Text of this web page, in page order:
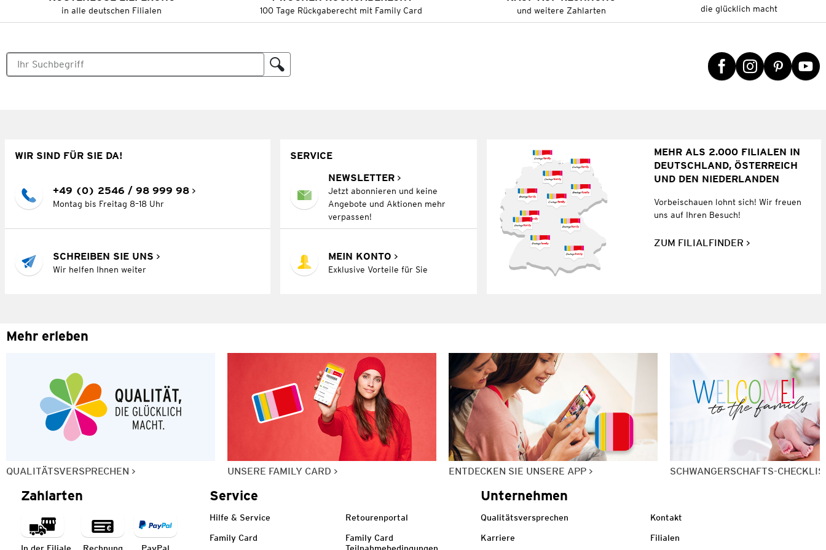
in alle deutschen Filialen 100 Tage Rückgaberecht mit Family Card und weitere Zahlarten die glücklich macht
WIR SIND FÜR SIE DA!
+49 (0) 2546 / 98 999 98
Montag bis Freitag 8–18 Uhr
SCHREIBEN SIE UNS
Wir helfen Ihnen weiter
SERVICE
NEWSLETTER
Jetzt abonnieren und keine
Angebote und Aktionen mehr
verpassen!
MEIN KONTO
Exklusive Vorteile für Sie
MEHR ALS 2.000 FILIALEN IN
DEUTSCHLAND, ÖSTERREICH
UND DEN NIEDERLANDEN
Vorbeischauen lohnt sich! Wir freuen
uns auf Ihren Besuch!
ZUM FILIALFINDER
Mehr erleben
QUALITÄTSVERSPRECHEN UNSERE FAMILY CARD ENTDECKEN SIE UNSERE APP SCHWANGERSCHAFTS-
Zahlarten Service
Hilfe & Service Retourenportal
Family Card
Family Card
Unternehmen
Qualitätsversprechen Kontakt
Karriere Filialen